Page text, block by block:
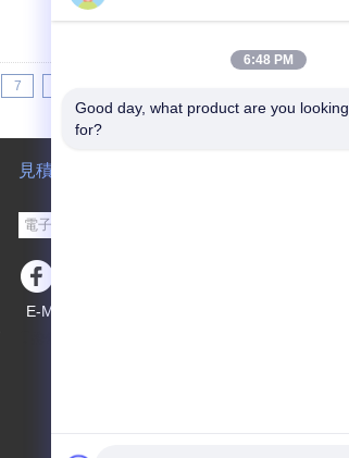
7
見積依頼
E-Mail
6:48 PM
Good day, what product are you looking
for?